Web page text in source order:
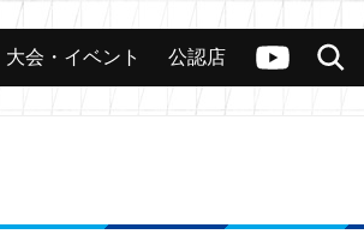
ヴァンガードch
検索
大会 公認店舗 その他
大会・イベント 公認店